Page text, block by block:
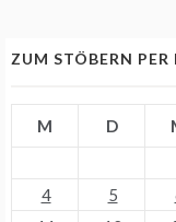
ZUM STÖBERN PER
M D
4
5